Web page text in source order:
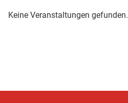
Keine Veranstaltungen gefunden.